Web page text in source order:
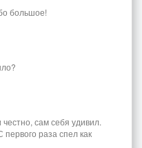
большое!
сам себя удивил.
раза спел как